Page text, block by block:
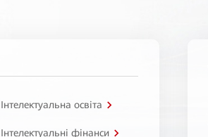
Інтелектуальна освіта
Інтелектуальні фінанси